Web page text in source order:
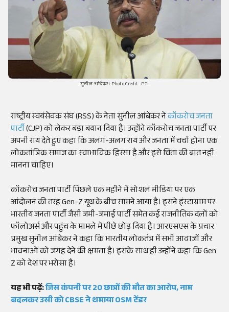
सुनील आंबेकर। Photo Credit- PTI
राष्ट्रीय स्वयंसेवक संघ (RSS) के नेता सुनील आंबेकर नेकॉकरोच जनता
पार्टी(CJP) को लेकर बड़ा बयान दिया है। उन्होंने कॉकरोच जनता पार्टी पर
अपनी राय देते हुए कहा कि अलग-अलग राय और जनता में चर्चा होना एक
लोकतांत्रिक समाज का स्वाभाविक हिस्सा है और इसे चिंता की बात नहीं
मानना ​​चाहिए।
कॉकरोच जनता पार्टी पिछले एक महीने में सोशल मीडिया पर एक
आंदोलन की तरह Gen-Z यूथ के बीच सामने आया है। इसने इंस्टाग्राम पर
भारतीय जनता पार्टी जैसी जमी-जमाई पार्टी समेत कई राजनीतिक दलों को
फॉलोअर्स और पहुंच के मामले में पीछे छोड़ दिया है। आरएसएस के प्रचार
प्रमुख सुनील आंबेकर ने कहा कि भारतीय लोकतंत्र में सभी आवाजों और
भावनाओं को जगह देने की क्षमता है। इसके साथ ही उन्होंने कहा कि Gen
Z को देश पर भरोसा है।
यह भी पढ़ें:जिस कंपनी पर 20 छात्रों की मौत का आरोप, नाम
बदलकर उसी को CBSE ने थमाया OSM टेंडर